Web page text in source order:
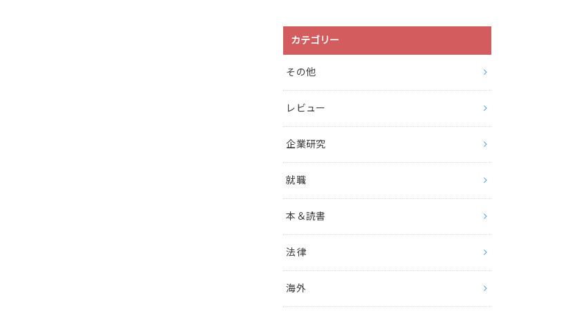
カテゴリー
その他
レビュー
企業研究
就職
本＆読書
法律
海外